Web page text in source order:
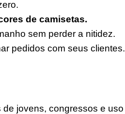
de camisetas.
sem perder a nitidez.
pedidos com seus clientes.
jovens, congressos e uso